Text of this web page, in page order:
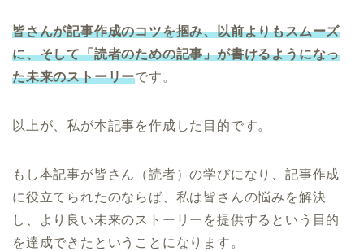
皆さんが記事作成のコツを掴み、以前よりもスムーズ
に、そして「読者のための記事」が書けるようになっ
た未来のストーリーです。
以上が、私が本記事を作成した目的です。
もし本記事が皆さん（読者）の学びになり、記事作成
に役立てられたのならば、私は皆さんの悩みを解決
し、より良い未来のストーリーを提供するという目的
を達成できたということになります。